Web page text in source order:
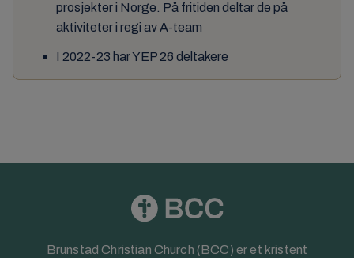
prosjekter i Norge. På fritiden deltar de på
aktiviteter i regi av A-team
I 2022-23 har YEP 26 deltakere
Brunstad Christian Church (BCC) er et kristent